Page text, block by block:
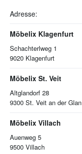
Adresse:
Möbelix Klagenfurt
Schachterlweg 1
9020 Klagenfurt
Möbelix St. Veit
Altglandorf 28
9300 St. Veit an der Glan
Möbelix Villach
Auenweg 5
9500 Villach